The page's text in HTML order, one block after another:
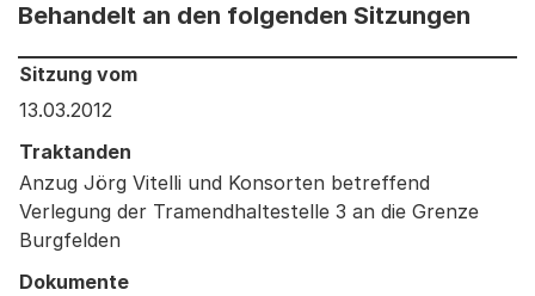
Behandelt an den folgenden Sitzungen
Behandelt an den folgenden Sitzungen: Informationen
Sitzung vom
13.03.2012
Traktanden
Anzug Jörg Vitelli und Konsorten betreffend
Verlegung der Tramendhaltestelle 3 an die Grenze
Burgfelden
Dokumente